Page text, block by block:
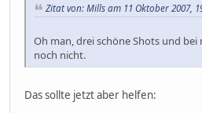
Zitat von: Mills am 11 Oktober 2007,
Oh man, drei schöne Shots und
noch nicht.
Das sollte jetzt aber helfen: